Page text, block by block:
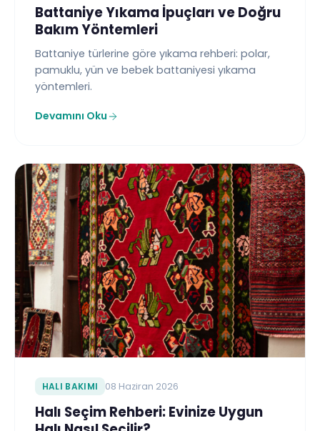
Battaniye Yıkama İpuçları ve Doğru
Bakım Yöntemleri
Battaniye türlerine göre yıkama rehberi: polar,
pamuklu, yün ve bebek battaniyesi yıkama
yöntemleri.
Devamını Oku
HALI BAKIMI 08 Haziran 2026
Halı Seçim Rehberi: Evinize Uygun